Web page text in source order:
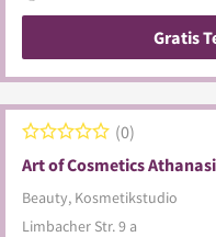
Gratis
Art of Cosmetics
Beauty, Kosmetikstudio
0
Limbacher Str. 9 a